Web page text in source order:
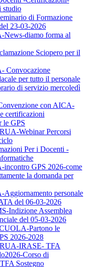
studio
di Formazione
23-03-2026
diamo forma al
Sciopero per il
Convocazione
per tutto il personale
di servizio mercoledì
con AICA-
certificazioni
le GPS
Webinar Percorsi
Per i Docenti -
GPS 2026-come
la domanda per
personale
del 06-03-2026
Indizione Assemblea
del 05-03-2026
Partono le
2026-2028
IRASE- TFA
Corso di
Sostegno